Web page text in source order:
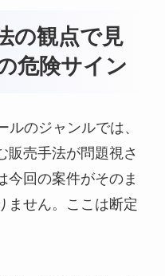
の観点で見
危険サイン
のジャンルでは、
販売手法が問題視さ
今回の案件がそのま
ません。ここは断定